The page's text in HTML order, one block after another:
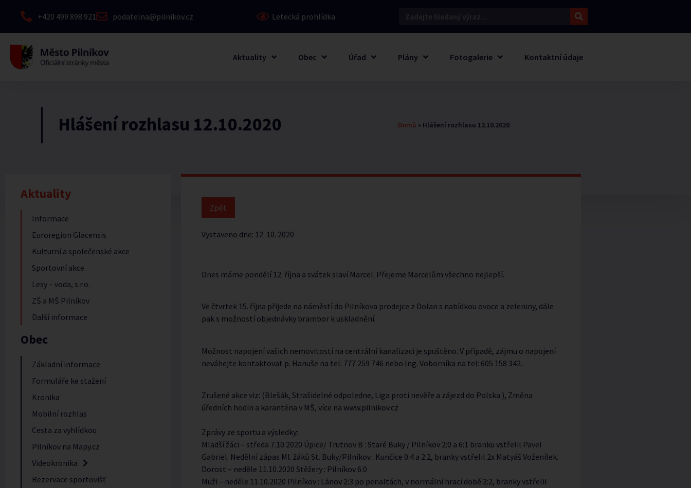
+420 499 898 921 podatelna@pilnikov.cz Letecká prohlídka
Aktuality Obec Úřad Plány Fotogalerie Kontaktní údaje
Hlášení rozhlasu 12.10.2020 Domů » Hlášení rozhlasu 12.10.2020
Aktuality
Informace
Euroregion Glacensis
Kulturní a společenské akce
Sportovní akce
Lesy – voda, s.r.o.
ZŠ a MŠ Pilníkov
Další informace
Obec
Základní informace
Formuláře ke stažení
Kronika
Mobilní rozhlas
Cesta za vyhlídkou
Pilníkov na Mapy.cz
Videokronika
Rezervace sportovišť
Vystaveno dne: 12. 10. 2020
Dnes máme pondělí 12. října a svátek slaví Marcel. Přejeme Marcelům všechno nejlepší.
Ve čtvrtek 15. října přijede na náměstí do Pilníkova prodejce z Dolan s nabídkou ovoce a zeleniny, dále
pak s možností objednávky brambor k uskladnění.
Možnost napojení vašich nemovitostí na centrální kanalizaci je spuštěno. V případě, zájmu o napojení
neváhejte kontaktovat p. Hanuše na tel: 777 259 746 nebo Ing. Voborníka na tel: 605 158 342.
Zrušené akce viz: (Blešák, Strašidelné odpoledne, Liga proti nevěře a zájezd do Polska ), Změna
úředních hodin a karanténa v MŠ, více na www.pilnikov.cz
Zprávy ze sportu a výsledky:
Mladší žáci – středa 7.10.2020 Úpice/ Trutnov B : Staré Buky / Pilníkov 2:0 a 6:1 branku vstřelil Pavel
Gabriel. Nedělní zápas Ml. žáků St. Buky/Pilníkov : Kunčice 0:4 a 2:2, branky vstřelil 2x Matyáš Voženílek.
Dorost – neděle 11.10.2020 Stěžery : Pilníkov 6:0
Muži – neděle 11.10.2020 Pilníkov : Lánov 2:3 po penaltách, v normální hrací době 2:2, branky vstřelil